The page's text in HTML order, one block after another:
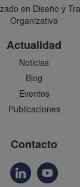
en Diseño y
Organizativa
Actualidad
Noticias
Blog
Eventos
Publicaciones
Contacto